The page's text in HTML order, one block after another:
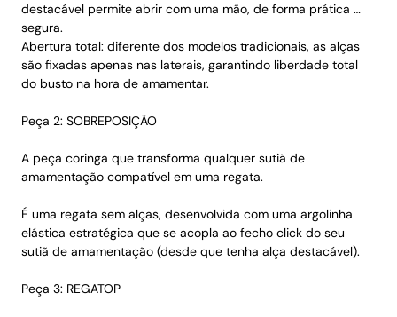
destacável permite abrir com uma mão, de forma prática e
segura.
Abertura total: diferente dos modelos tradicionais, as alças
são fixadas apenas nas laterais, garantindo liberdade total
do busto na hora de amamentar.
Peça 2: SOBREPOSIÇÃO
A peça coringa que transforma qualquer sutiã de
amamentação compatível em uma regata.
É uma regata sem alças, desenvolvida com uma argolinha
elástica estratégica que se acopla ao fecho click do seu
sutiã de amamentação (desde que tenha alça destacável).
Peça 3: REGATOP